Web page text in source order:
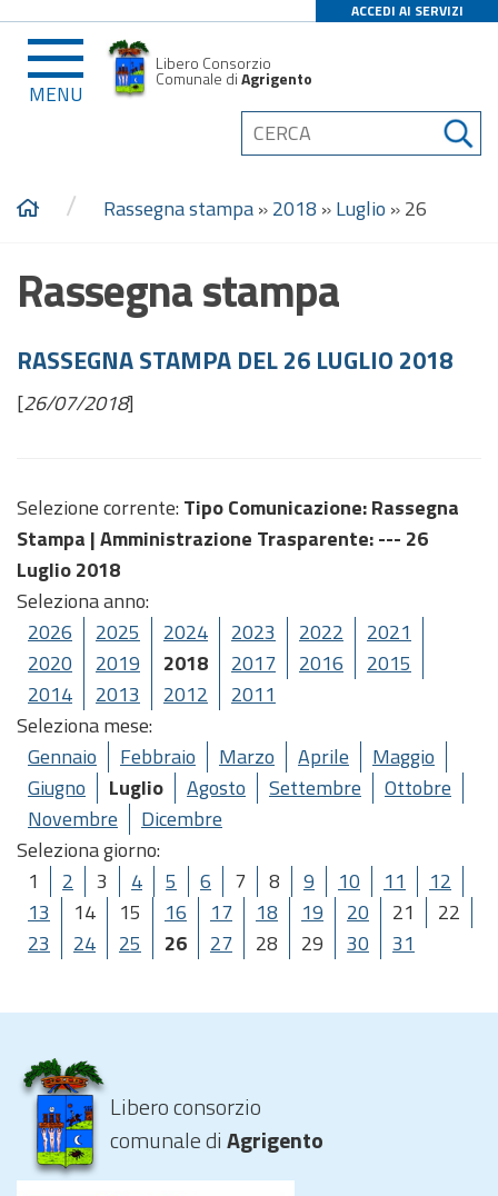
ACCEDI AI SERVIZI
MENU
Libero Consorzio
Comunale diAgrigento
/ Rassegna stampa»2018 »Luglio »26
Rassegna stampa
RASSEGNA STAMPA DEL 26 LUGLIO 2018
[26/07/2018]
Selezione corrente: Tipo Comunicazione: Rassegna
Stampa |Amministrazione Trasparente: --- 26
Luglio 2018
Seleziona anno:
2026
2025 2024 2023 2022
2021
2020
2019 2018 2017 2016
2015
2014
2013 2012
2011
Seleziona mese:
Gennaio
Febbraio Marzo Aprile
Maggio
Giugno
Luglio Agosto Settembre
Ottobre
Novembre
Dicembre
Seleziona giorno:
1
2 3 4 5 6 7 8 9 10 11
12
13
14 15 16 17 18 19 20 21
22
23
24 25 26 27 28 29 30 31
Libero consorzio
comunale diAgrigento